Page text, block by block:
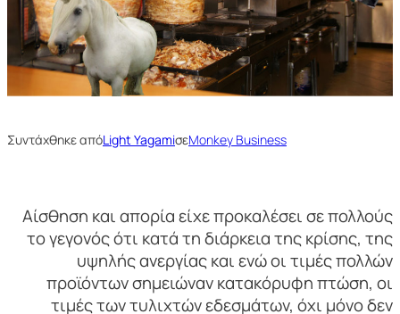
Συντάχθηκε απόLight YagamiσεMonkey Business
Αίσθηση και απορία είχε προκαλέσει σε πολλούς
το γεγονός ότι κατά τη διάρκεια της κρίσης, της
υψηλής ανεργίας και ενώ οι τιμές πολλών
προϊόντων σημειώναν κατακόρυφη πτώση, οι
τιμές των τυλιχτών εδεσμάτων, όχι μόνο δεν